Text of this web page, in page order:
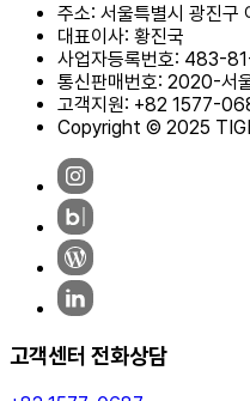
주소: 서울특별시 광진
대표이사: 황진국
사업자등록번호: 483-
통신판매번호: 2020-서
고객지원: +82 1577-
Copyright © 2025
고객센터 전화상담